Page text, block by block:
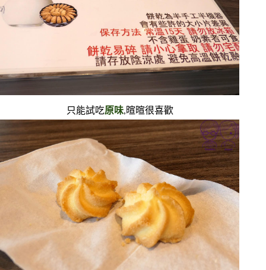
只能試吃原味,暄暄很喜歡